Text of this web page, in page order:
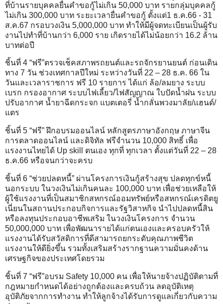
ที่บ้านรายบุคคลยื่นคำขอกู้ไม่เกิน 50,000 บาท รายกลุ่มบุคคลกู้
ไม่เกิน 300,000 บาท ระยะเวลายื่นคำขอกู้ ตั้งแต่1 ธ.ค.66 - 31
ส.ค.67 กรอบวงเงิน 5,000,000 บาท ทำให้มีผู้จดทะเบียนเป็นผู้รับ
งานไปทำที่บ้านกว่า 6,000 ราย เกิดรายได้ไม่น้อยกว่า 16.2 ล้าน
บาทต่อปี
ชิ้นที่ 4 “ฟรี”ตรวจเช็คสภาพรถยนต์และรถจักรยานยนต์ ก่อนเดิน
ทาง 7 วัน ช่วงเทศกาลปีใหม่ ระหว่างวันที่ 22 – 28 ธ.ค. 66 ใน
วันและเวลาราชการ ฟรี 10 รายการ ได้แก่ ล้อ/ลมยาง ระบบ
เบรก กรองอากาศ ระบบไฟเลี้ยว/ไฟสัญญาณ ใบปัดน้ำฝน ระบบ
ปรับอากาศ น้ำยาฉีดกระจก แบตเตอรี่ น้ำกลั่นพวงมาลัย/แฮนด์/
แตร
ชิ้นที่ 5 “ฟรี” ฝึกอบรมออนไลน์ หลักสูตรภาษาอังกฤษ ภาษาจีน
การตลาดออนไลน์ และดิจิทัล ฟรีจำนวน 10,000 สิทธิ์ เพื่อ
แรงงานไทยได้ Up skill ตนเอง ทุกที่ ทุกเวลา ตั้งแต่วันที่ 22 – 28
ธ.ค.66 หรือจนกว่าจะครบ
ชิ้นที่ 6 “ช่วยปลดหนี้” ผ่านโครงการเงินกู้สร้างสุข ปลดทุกข์หนี้
นอกระบบ ในวงเงินไม่เกินคนละ 100,000 บาท เพื่อช่วยเหลือให้
ผู้ใช้แรงงานที่เป็นสมาชิกสหกรณ์ออมทรัพย์หรือสหกรณ์เครดิตยู
เนี่ยนในสถานประกอบกิจการและรัฐวิสาหกิจ นำไปปลดหนี้สิน
หรือลงทุนประกอบอาชีพเสริม ในวงเงินโครงการ จำนวน
50,000,000 บาท เพื่อพัฒนารายได้แก่ตนเองและครอบครัวให้
แรงงานได้รับสวัสดิการที่ดีสามารถยกระดับคุณภาพชีวิต
แรงงานให้ดียิ่งขึ้น รวมทั้งเสริมสร้างรากฐานความมั่นคงด้าน
เศรษฐกิจของประเทศโดยรวม
ชิ้นที่ 7 “ฟรี”อบรม Safety 10,000 คน เพื่อให้นายจ้างปฏิบัติตามที่
กฎหมายกำหนดได้อย่างถูกต้องและครบถ้วน ลดอุบัติเหตุ
อุบัติภัยจากการทำงาน ทำให้ลูกจ้างได้รับการดูแลเกี่ยวกับความ